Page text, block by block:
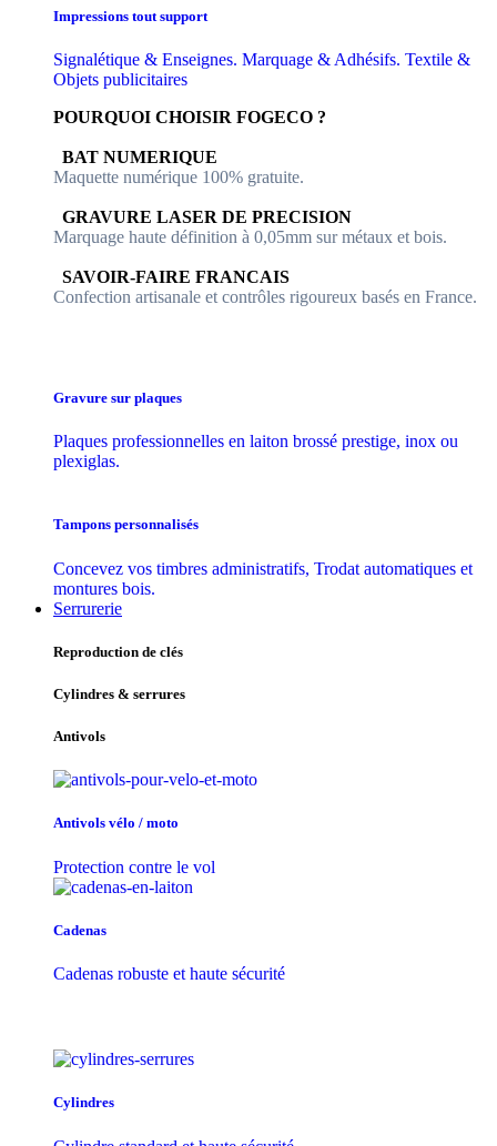
Impressions tout support
Signalétique & Enseignes. Marquage & Adhésifs. Textile &
Objets publicitaires
POURQUOI CHOISIR FOGECO ?
​​ BAT NUMERIQUE
Maquette numérique 100% ​gratuite.
​GRAVURE LASER DE PRECISION
Marquage haute définition à 0,05mm sur métaux et bois.
​SAVOIR-FAIRE FRANCAIS
Confection artisanale et contrôles ​rigoureux basés en France.
Gravure sur plaques
Plaques professionnelles en laiton brossé prestige, inox ou
plexiglas.
Tampons personnalisés
Concevez vos timbres administratifs, Trodat automatiques et
montures bois.
Serrurerie
Reproduction de clés
Cylindres & serrures
Antivols
Antivols vélo / moto
Protection contre le vol
Cadenas
Cadenas robuste et haute sécurité
Cylindres